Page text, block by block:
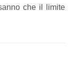
che il limite